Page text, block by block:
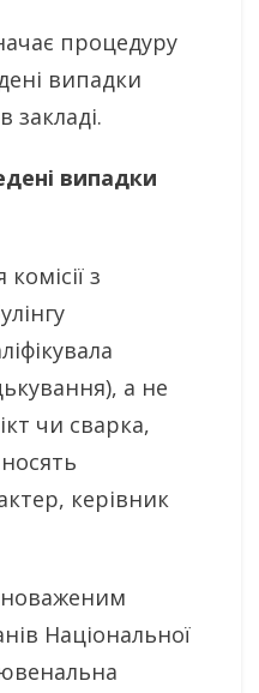
процедуру
випадки
закладі.
випадки
з
а не
чи сварка,
носять
керівник
Національної